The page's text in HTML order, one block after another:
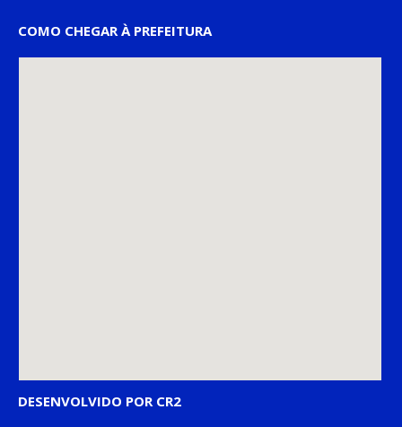
COMO CHEGAR À PREFEITURA
DESENVOLVIDO POR CR2